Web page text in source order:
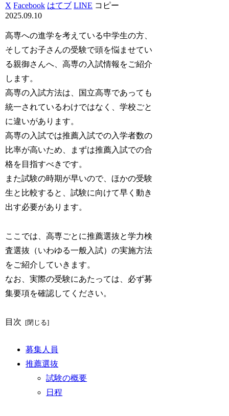
X Facebook はてブ LINE コピー
2025.09.10
高専への進学を考えている中学生の方、
そしてお子さんの受験で頭を悩ませてい
る親御さんへ、高専の入試情報をご紹介
します。
高専の入試方法は、国立高専であっても
統一されているわけではなく、学校ごと
に違いがあります。
高専の入試では推薦入試での入学者数の
比率が高いため、まずは推薦入試での合
格を目指すべきです。
また試験の時期が早いので、ほかの受験
生と比較すると、試験に向けて早く動き
出す必要があります。
ここでは、高専ごとに推薦選抜と学力検
査選抜（いわゆる一般入試）の実施方法
をご紹介していきます。
なお、実際の受験にあたっては、必ず募
集要項を確認してください。
目次
募集人員
推薦選抜
試験の概要
日程